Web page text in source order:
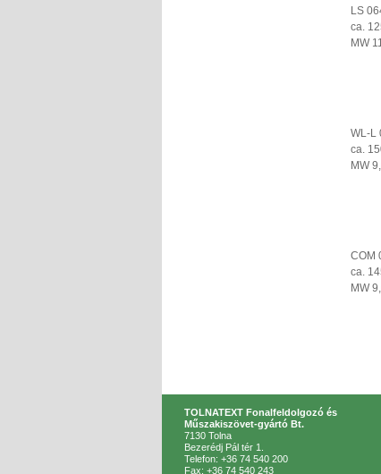
LS
ca.
MW
WL-L
ca.
MW
COM
ca.
MW
TOLNATEXT Fonalfeldolgozó és
Műszakiszövet-gyártó Bt.
7130 Tolna
Bezerédj Pál tér 1.
Telefon: +36 74 540 200
Fax: +36 74 540 243